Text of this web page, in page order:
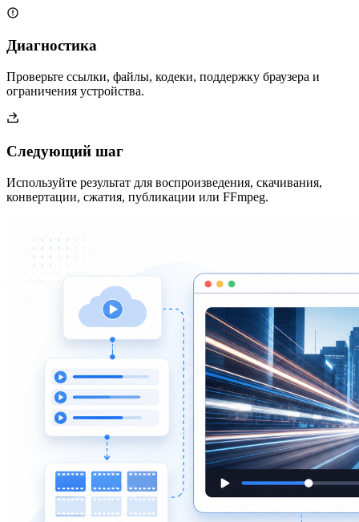
Диагностика
Проверьте ссылки, файлы, кодеки, поддержку браузера и
ограничения устройства.
Следующий шаг
Используйте результат для воспроизведения, скачивания,
конвертации, сжатия, публикации или FFmpeg.